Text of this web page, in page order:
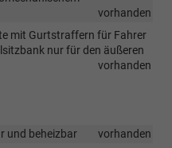
vorhanden
mit Gurtstraffern für Fahrer
nur für den äußeren
vorhanden
und beheizbar
vorhanden